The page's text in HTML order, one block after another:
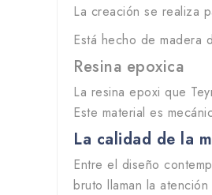
La creación se realiza
Está hecho de madera
Resina epoxica
La resina epoxi que
Este material es
La calidad de la
Entre el diseño
bruto llaman la